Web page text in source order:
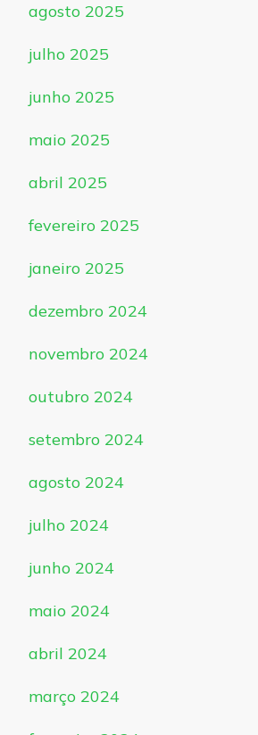
agosto 2025
julho 2025
junho 2025
maio 2025
abril 2025
fevereiro 2025
janeiro 2025
dezembro 2024
novembro 2024
outubro 2024
setembro 2024
agosto 2024
julho 2024
junho 2024
maio 2024
abril 2024
março 2024